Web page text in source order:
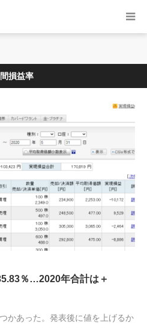
損益率
％…2020年合計は＋
かあった。発表後に値を上げるか